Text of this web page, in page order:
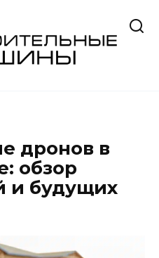
дронов в
обзор
и будущих